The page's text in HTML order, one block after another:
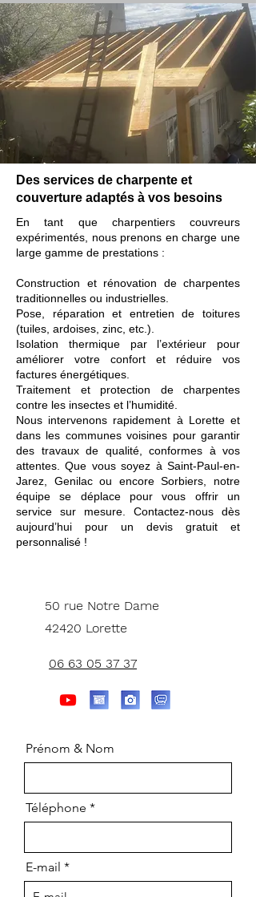
Des services de charpente et
couverture adaptés à vos besoins
En tant que charpentiers couvreurs
expérimentés, nous prenons en charge une
large gamme de prestations :
Construction et rénovation de charpentes
traditionnelles ou industrielles.
Pose, réparation et entretien de toitures
(tuiles, ardoises, zinc, etc.).
Isolation thermique par l’extérieur pour
améliorer votre confort et réduire vos
factures énergétiques.
Traitement et protection de charpentes
contre les insectes et l’humidité.
Nous intervenons rapidement à Lorette et
dans les communes voisines pour garantir
des travaux de qualité, conformes à vos
attentes. Que vous soyez à Saint-Paul-en-
Jarez, Genilac ou encore Sorbiers, notre
équipe se déplace pour vous offrir un
service sur mesure. Contactez-nous dès
aujourd’hui pour un devis gratuit et
personnalisé !
50 rue Notre Dame
42420 Lorette
06 63 05 37 37
Prénom & Nom
Téléphone
E-mail